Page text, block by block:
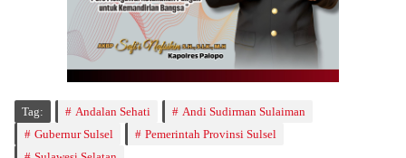
Tag: Andalan Sehati
Andi Sudirman Sulaiman
Gubernur Sulsel
Pemerintah Provinsi Sulsel